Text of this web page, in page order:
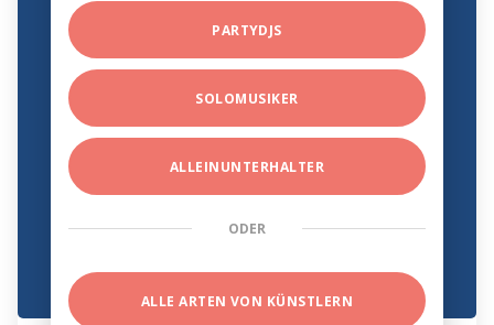
PARTYDJS
SOLOMUSIKER
ALLEINUNTERHALTER
ODER
ALLE ARTEN VON KÜNSTLERN